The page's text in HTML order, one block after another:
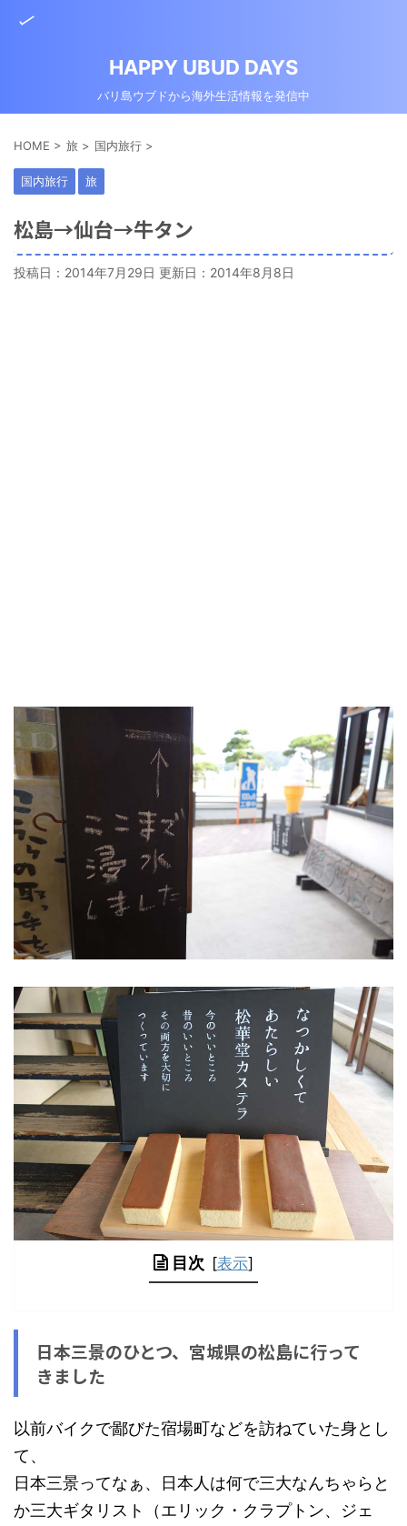
HAPPY UBUD DAYS
バリ島ウブドから海外生活情報を発信中
HOME > 旅 > 国内旅行 >
国内旅行 旅
松島→仙台→牛タン
投稿日：2014年7月29日 更新日： 2014年8月8日
目次 [表示]
日本三景のひとつ、宮城県の松島に行って
きました
以前バイクで鄙びた宿場町などを訪ねていた身とし
て、
日本三景ってなぁ、日本人は何で三大なんちゃらと
か三大ギタリスト（エリック・クラプトン、ジェ